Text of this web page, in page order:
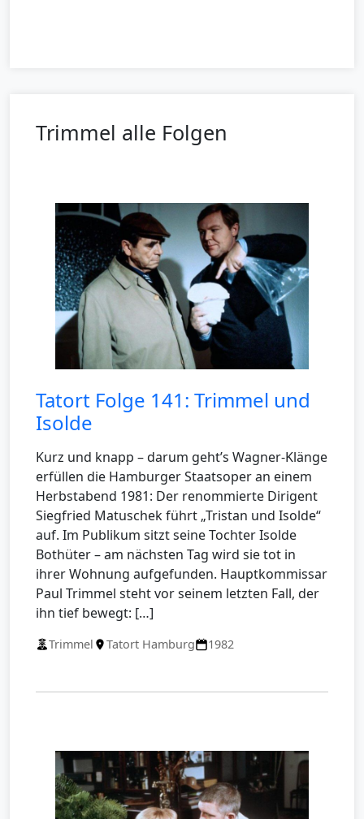
Trimmel alle Folgen
Tatort Folge 141: Trimmel und
Isolde
Kurz und knapp – darum geht’s Wagner-Klänge
erfüllen die Hamburger Staatsoper an einem
Herbstabend 1981: Der renommierte Dirigent
Siegfried Matuschek führt „Tristan und Isolde“
auf. Im Publikum sitzt seine Tochter Isolde
Bothüter – am nächsten Tag wird sie tot in
ihrer Wohnung aufgefunden. Hauptkommissar
Paul Trimmel steht vor seinem letzten Fall, der
ihn tief bewegt: […]
Trimmel Tatort Hamburg 1982